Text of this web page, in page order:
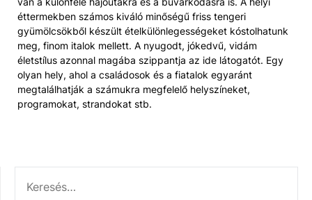
éttermekben számos kiváló minőségű friss tengeri
gyümölcsökből készült ételkülönlegességeket kóstolhatunk
meg, finom italok mellett. A nyugodt, jókedvű, vidám
életstílus azonnal magába szippantja az ide látogatót. Egy
olyan hely, ahol a családosok és a fiatalok egyaránt
megtalálhatják a számukra megfelelő helyszíneket,
programokat, strandokat stb.